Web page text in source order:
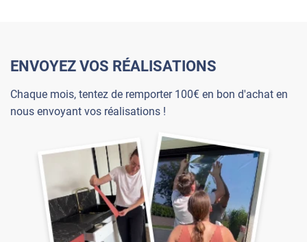
ENVOYEZ VOS RÉALISATIONS
Chaque mois, tentez de remporter 100€ en bon d'achat en
nous envoyant vos réalisations !